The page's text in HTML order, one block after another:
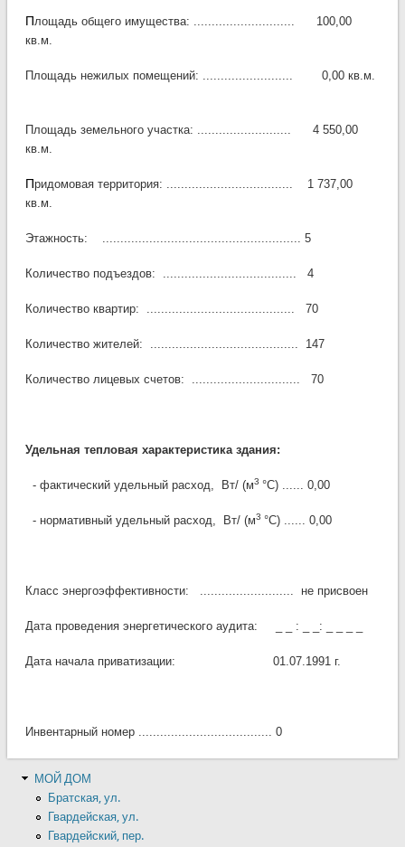
Площадь общего имущества: ............................ 100,00
кв.м.
Площадь нежилых помещений: ......................... 0,00 кв.м.
Площадь земельного участка: .......................... 4 550,00
кв.м.
Придомовая территория: ................................... 1 737,00
кв.м.
Этажность: ....................................................... 5
Количество подъездов: ..................................... 4
Количество квартир: ......................................... 70
Количество жителей: ......................................... 147
Количество лицевых счетов: .............................. 70
Удельная тепловая характеристика здания:
- фактический удельный расход, Вт/ (м3 °С) ...... 0,00
- нормативный удельный расход, Вт/ (м3 °С) ...... 0,00
Класс энергоэффективности: .......................... не присвоен
Дата проведения энергетического аудита: _ _ : _ _: _ _ _ _
Дата начала приватизации: 01.07.1991 г.
Инвентарный номер ..................................... 0
МОЙ ДОМ
Братская, ул.
Гвардейская, ул.
Гвардейский, пер.